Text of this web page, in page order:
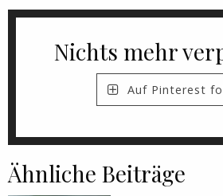
Nichts mehr
Auf Pinterest
Ähnliche Beiträge